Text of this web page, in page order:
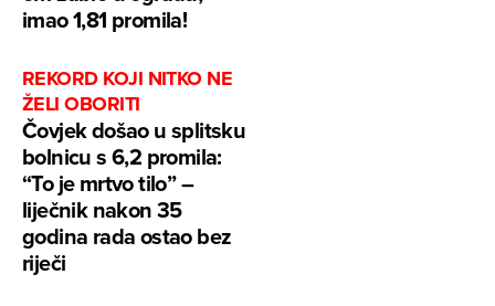
imao 1,81 promila!
REKORD KOJI NITKO NE
ŽELI OBORITI
Čovjek došao u splitsku
bolnicu s 6,2 promila:
“To je mrtvo tilo” –
liječnik nakon 35
godina rada ostao bez
riječi